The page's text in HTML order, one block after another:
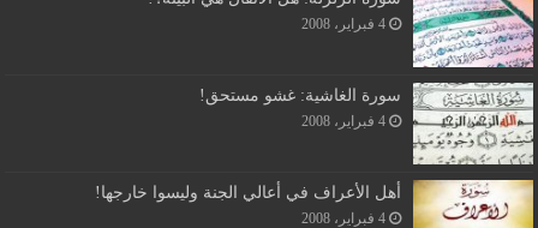
4 فبراير، 2008
سورة الغاشية: غشو مستحق!
4 فبراير، 2008
أهل الأعراف في أعالي الجنة وليسوا خارجها!
4 فبراير، 2008